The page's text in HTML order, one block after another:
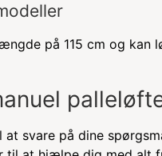
på 115 cm og kan
svare på dine